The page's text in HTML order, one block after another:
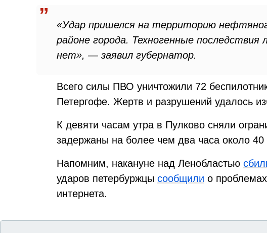
«Удар пришелся на территорию
районе города. Техногенные
нет», — заявил губернатор.
Всего силы ПВО уничтожили 72
Петергофе. Жертв и разрушений удалось
К девяти часам утра в Пулково сняли
задержаны на более чем два часа около
Напомним, накануне над Ленобластью
ударов петербуржцы сообщили о
интернета.